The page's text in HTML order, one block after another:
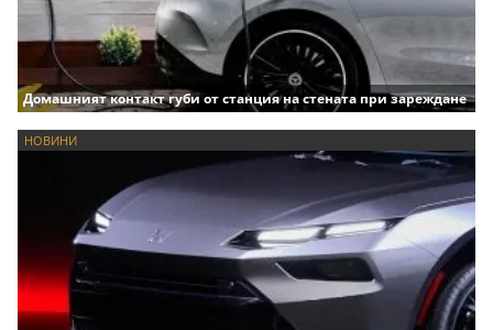
Домашният контакт губи от станция на стената при зареждане
НОВИНИ